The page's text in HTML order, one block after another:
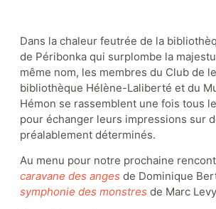
Nos collections
Boutique-librairie
Dans la chaleur feutrée de la
de Péribonka qui surplombe la
même nom, les membres du Club de
bibliothèque Hélène-Laliberté et du
Hémon se rassemblent une fois tous
pour échanger leurs impressions sur
préalablement déterminés.
Au menu pour notre prochaine
caravane des anges de Dominique
symphonie des monstres de Marc